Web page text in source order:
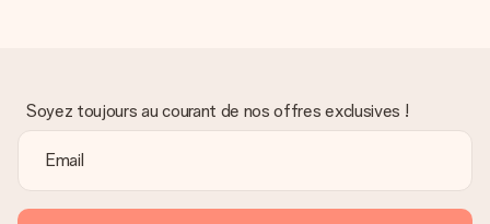
Soyez toujours au courant de nos offres exclusives !